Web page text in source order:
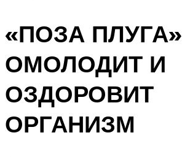
«ПОЗА ПЛУГА»
ОМОЛОДИТ И
ОЗДОРОВИТ
ОРГАНИЗМ